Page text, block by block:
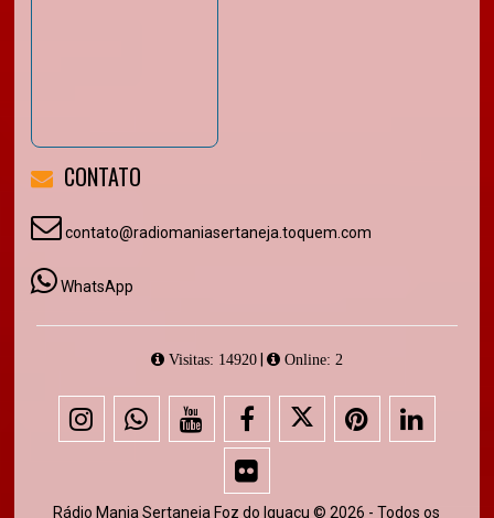
CONTATO
contato@radiomaniasertaneja.toquem.com
WhatsApp
Visitas: 14920| Online: 2
Rádio Mania Sertaneja Foz do Iguaçu © 2026 - Todos os